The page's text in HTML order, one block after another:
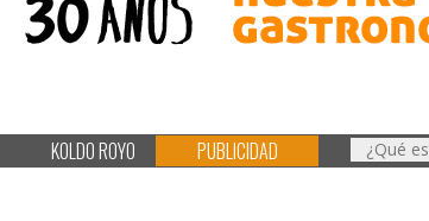
KOLDO ROYO PUBLICIDAD